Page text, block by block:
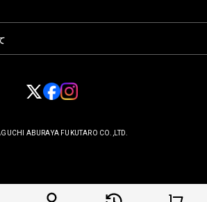
ABURAYA FUKUTARO CO.,LTD.